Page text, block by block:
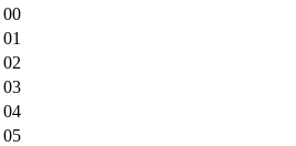
00
01
02
03
04
05